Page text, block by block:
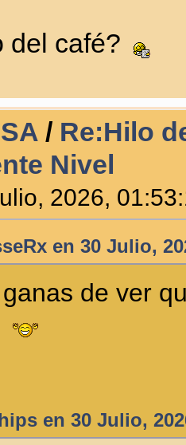
del café?
/ Re:Hilo
Nivel
2026,
en 30 Julio,
de ver
en 30 Julio,